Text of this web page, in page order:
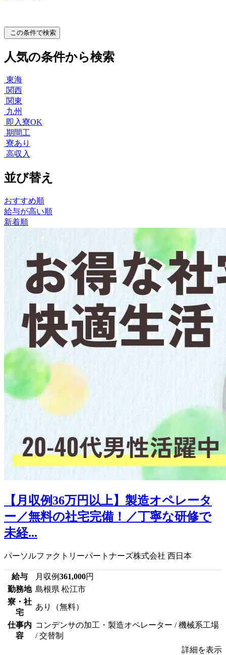
この条件で検索
人気の条件から検索
東海
関西
関東
九州
即入寮OK
期間工
寮あり
高収入
並び替え
おすすめ順
給与が高い順
新着順
【月収例36万円以上】製造オペレータ
ー／無料の社宅完備！／丁寧な研修で
未経...
パーソルファクトリーパートナーズ株式会社 西日本
給与 月収例361,000円
勤務地 島根県 松江市
寮・社
宅
あり（無料）
仕事内
容
コンデンサの加工・製造オペレーター / 機械系工場
/ 交替制
詳細を表示